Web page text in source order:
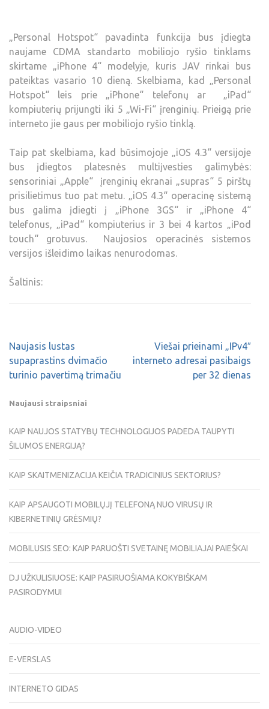
„Personal Hotspot“ pavadinta funkcija bus įdiegta
naujame CDMA standarto mobiliojo ryšio tinklams
skirtame „iPhone 4“ modelyje, kuris JAV rinkai bus
pateiktas vasario 10 dieną. Skelbiama, kad „Personal
Hotspot“ leis prie „iPhone“ telefonų ar „iPad“
kompiuterių prijungti iki 5 „Wi-Fi“ įrenginių. Prieigą prie
interneto jie gaus per mobiliojo ryšio tinklą.
Taip pat skelbiama, kad būsimojoje „iOS 4.3“ versijoje
bus įdiegtos platesnės multiįvesties galimybės:
sensoriniai „Apple“ įrenginių ekranai „supras“ 5 pirštų
prisilietimus tuo pat metu. „iOS 4.3“ operacinę sistemą
bus galima įdiegti į „iPhone 3GS“ ir „iPhone 4“
telefonus, „iPad“ kompiuterius ir 3 bei 4 kartos „iPod
touch“ grotuvus. Naujosios operacinės sistemos
versijos išleidimo laikas nenurodomas.
Šaltinis:
Naujasis lustas
supaprastins dvimačio
turinio pavertimą trimačiu
Viešai prieinami „IPv4″
interneto adresai pasibaigs
per 32 dienas
Naujausi straipsniai
KAIP NAUJOS STATYBŲ TECHNOLOGIJOS PADEDA TAUPYTI
ŠILUMOS ENERGIJĄ?
KAIP SKAITMENIZACIJA KEIČIA TRADICINIUS SEKTORIUS?
KAIP APSAUGOTI MOBILŲJĮ TELEFONĄ NUO VIRUSŲ IR
KIBERNETINIŲ GRĖSMIŲ?
MOBILUSIS SEO: KAIP PARUOŠTI SVETAINĘ MOBILIAJAI PAIEŠKAI
DJ UŽKULISIUOSE: KAIP PASIRUOŠIAMA KOKYBIŠKAM
PASIRODYMUI
AUDIO-VIDEO
E-VERSLAS
INTERNETO GIDAS